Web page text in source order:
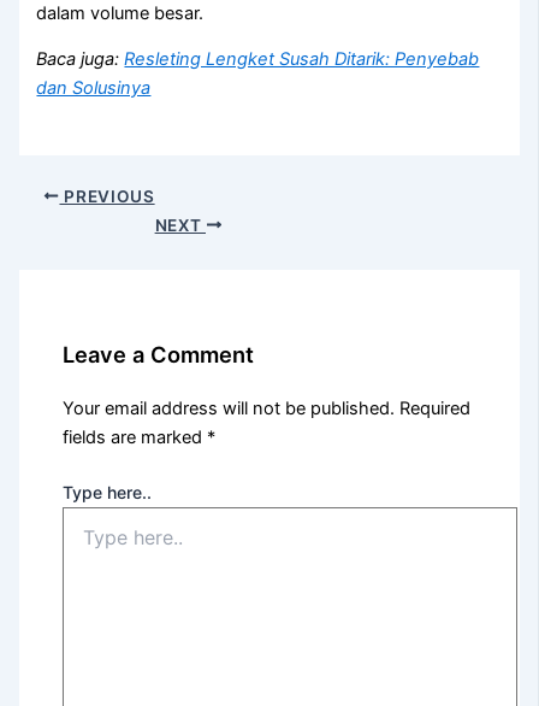
dalam volume besar.
Baca juga:Resleting Lengket Susah Ditarik: Penyebab
dan Solusinya
PREVIOUS
NEXT
Leave a Comment
Your email address will not be published. Required
fields are marked *
Type here..